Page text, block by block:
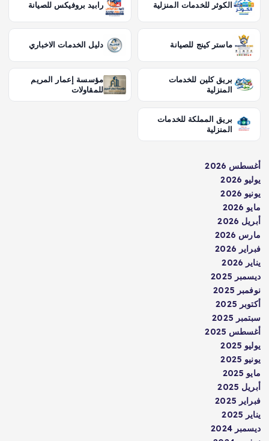
الكوثر للخدمات المنزلية رابيد بروفيكس للصيانة
ماستر كينج للصيانة دليل الخدمات الاخباري
بريق كلين للخدمات
المنزلية
مؤسسة إعمار المريم
للمقاولات
بريق المملكة للخدمات
المنزلية
أغسطس 2026
يوليو 2026
يونيو 2026
مايو 2026
أبريل 2026
مارس 2026
فبراير 2026
يناير 2026
ديسمبر 2025
نوفمبر 2025
أكتوبر 2025
سبتمبر 2025
أغسطس 2025
يوليو 2025
يونيو 2025
مايو 2025
أبريل 2025
فبراير 2025
يناير 2025
ديسمبر 2024